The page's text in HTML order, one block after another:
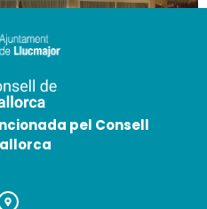
Park | 3★
pel Consell